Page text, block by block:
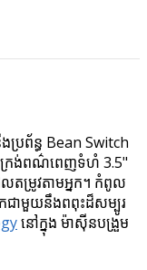
រព័ន្ធ Bean Switch
ក្រង់ពណ៌ពេញទំហំ 3.5"
តម្រូវតាមអ្នក។ កំពូល
ជាមួយនឹងពពុះដ៏សម្បូរ
នៅក្នុង ម៉ាស៊ីនបង្រួម